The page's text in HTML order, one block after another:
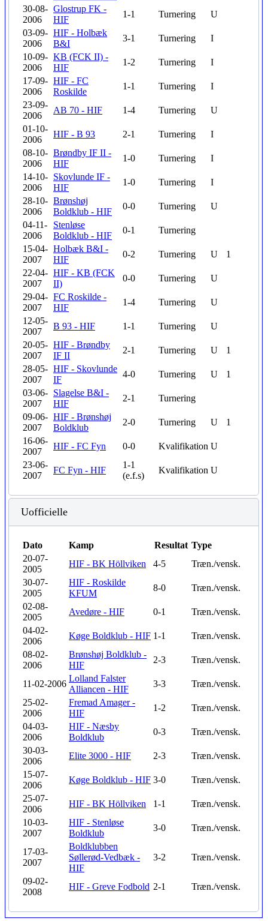
30-08-
2006
Glostrup FK -
HIF
1-1 Turnering
U
03-09-
2006
HIF - Holbæk
B&I
3-1 Turnering
I
10-09-
2006
KB (FCK II) -
HIF
1-2 Turnering
I
17-09-
2006
HIF - FC
Roskilde
1-1 Turnering
I
23-09-
2006
AB 70 - HIF 1-4 Turnering
U
01-10-
2006
HIF - B 93 2-1 Turnering
I
08-10-
2006
Brøndby IF II -
HIF
1-0 Turnering
I
14-10-
2006
Skovlunde IF -
HIF
1-0 Turnering
I
28-10-
2006
Brønshøj
Boldklub - HIF
0-0 Turnering
U
04-11-
2006
Stenløse
Boldklub - HIF
0-1
Turnering
15-04-
2007
Holbæk B&I -
HIF
0-2 Turnering U
1
22-04-
2007
HIF - KB (FCK
II)
0-0 Turnering
U
29-04-
2007
FC Roskilde -
HIF
1-4 Turnering
U
12-05-
2007
B 93 - HIF 1-1 Turnering
U
20-05-
2007
HIF - Brøndby
IF II
2-1 Turnering U
1
28-05-
2007
HIF - Skovlunde
IF
4-0 Turnering U
1
03-06-
2007
Slagelse B&I -
HIF
2-1
Turnering
09-06-
2007
HIF - Brønshøj
Boldklub
2-0 Turnering U
1
16-06-
2007
HIF - FC Fyn 0-0 Kvalifikation U
23-06-
2007
FC Fyn - HIF
1-1
(e.f.s)
Kvalifikation U
Uofficielle
Dato Kamp Resultat Type
20-07-
2005
HIF - BK Höllviken 4-5
Træn./vensk.
30-07-
2005
HIF - Roskilde
KFUM
8-0
Træn./vensk.
02-08-
2005
Avedøre - HIF 0-1
Træn./vensk.
04-02-
2006
Køge Boldklub - HIF 1-1
Træn./vensk.
08-02-
2006
Brønshøj Boldklub -
HIF
2-3 Træn./vensk.
11-02-2006
Lolland Falster
Alliancen - HIF
3-3
Træn./vensk.
25-02-
2006
Fremad Amager -
HIF
1-2
Træn./vensk.
04-03-
2006
HIF - Næsby
Boldklub
0-3
Træn./vensk.
30-03-
2006
Elite 3000 - HIF 2-3
Træn./vensk.
15-07-
2006
Køge Boldklub - HIF 3-0
Træn./vensk.
25-07-
2006
HIF - BK Höllviken 1-1
Træn./vensk.
10-03-
2007
HIF - Stenløse
Boldklub
3-0 Træn./vensk.
17-03-
2007
Boldklubben
Søllerød-Vedbæk -
HIF
3-2 Træn./vensk.
09-02-
2008
HIF - Greve Fodbold 2-1 Træn./vensk.